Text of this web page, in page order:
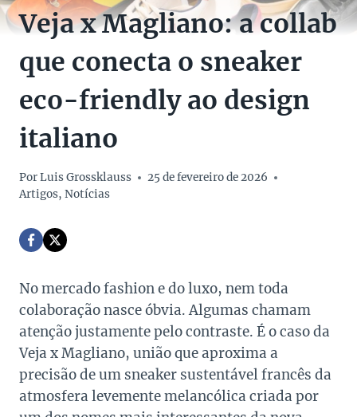
Veja x Magliano: a collab
que conecta o sneaker
eco-friendly ao design
italiano
PorLuis Grossklauss
25 de fevereiro de 2026
Artigos, Notícias
No mercado fashion e do luxo, nem toda
colaboração nasce óbvia. Algumas chamam
atenção justamente pelo contraste. É o caso da
Veja x Magliano, união que aproxima a
precisão de um sneaker sustentável francês da
atmosfera levemente melancólica criada por